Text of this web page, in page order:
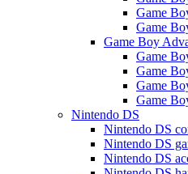
Game
Game
Game Boy
Game
Game
Game
Game
Nintendo DS
Nintendo DS
Nintendo DS
Nintendo DS